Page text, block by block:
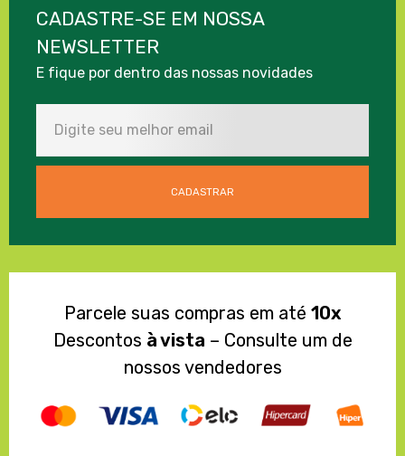
CADASTRE-SE EM NOSSA
NEWSLETTER
E fique por dentro das nossas novidades
Parcele suas compras em até 10x
Descontos à vista – Consulte um de
nossos vendedores